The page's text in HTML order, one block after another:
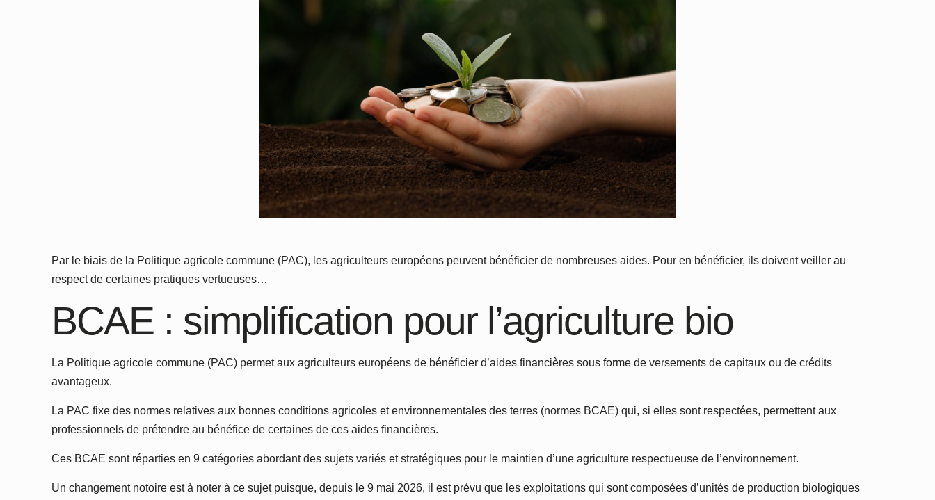
Par le biais de la Politique agricole commune (PAC), les agriculteurs européens peuvent bénéficier de nombreuses aides. Pour en bénéficier, ils doivent veiller au
respect de certaines pratiques vertueuses…
BCAE : simplification pour l’agriculture bio
La Politique agricole commune (PAC) permet aux agriculteurs européens de bénéficier d’aides financières sous forme de versements de capitaux ou de crédits
avantageux.
La PAC fixe des normes relatives aux bonnes conditions agricoles et environnementales des terres (normes BCAE) qui, si elles sont respectées, permettent aux
professionnels de prétendre au bénéfice de certaines de ces aides financières.
Ces BCAE sont réparties en 9 catégories abordant des sujets variés et stratégiques pour le maintien d’une agriculture respectueuse de l’environnement.
Un changement notoire est à noter à ce sujet puisque, depuis le 9 mai 2026, il est prévu que les exploitations qui sont composées d’unités de production biologiques